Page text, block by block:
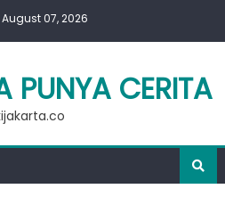
07, 2026
PUNYA CERITA